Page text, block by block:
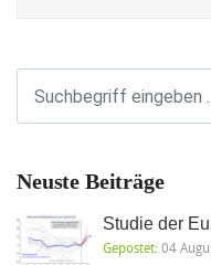
Neuste Beiträge
Studie der
Gepostet:04